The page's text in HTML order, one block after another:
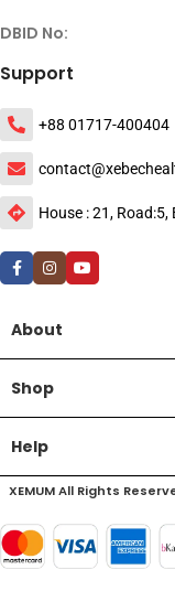
DBID No:
Support
+88 01717-400404
House : 21,
About
Shop
Help
XEMUM All Rights